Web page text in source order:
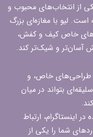
از انتخاب‌های محبوب و
لیو با مغازه‌ای بزرگ
خاص کیف و کفش،
آسان‌تر و شیک‌تر کند.
طراحی‌های خاص، و
بتواند در میان
دنبال‌کننده در اینستاگرام، ارتباط
شما را یکی از